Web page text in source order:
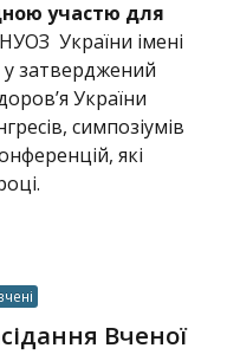
участю для
України імені
затверджений
України
симпозіумів
які
Вченої